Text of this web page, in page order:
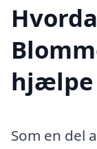
hjælpe
Som en del